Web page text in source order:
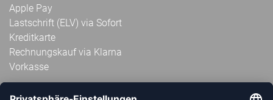
Apple Pay
Lastschrift (ELV) via Sofort
Kreditkarte
Rechnungskauf via Klarna
Vorkasse